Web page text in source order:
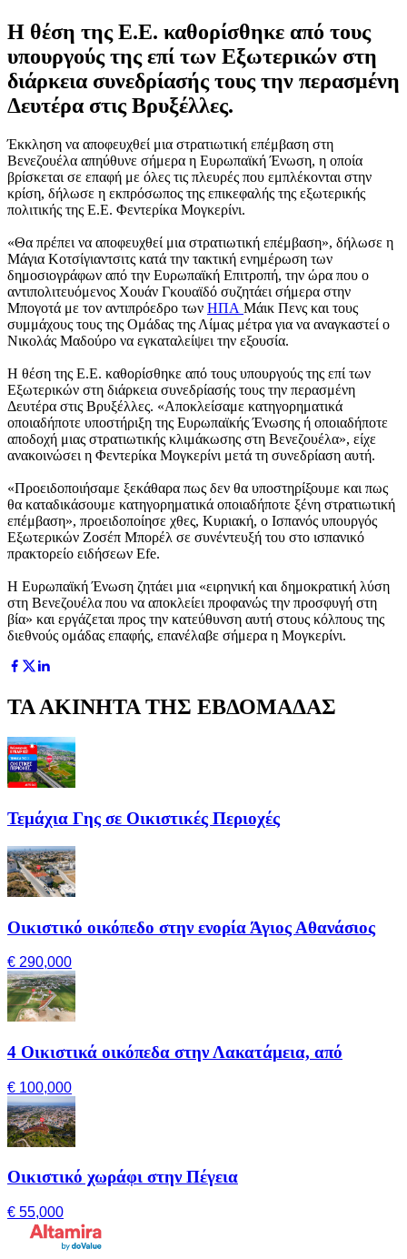
Η θέση της Ε.Ε. καθορίσθηκε από τους
υπουργούς της επί των Εξωτερικών στη
διάρκεια συνεδρίασής τους την περασμένη
Δευτέρα στις Βρυξέλλες.
Έκκληση να αποφευχθεί μια στρατιωτική επέμβαση στη
Βενεζουέλα απηύθυνε σήμερα η Ευρωπαϊκή Ένωση, η οποία
βρίσκεται σε επαφή με όλες τις πλευρές που εμπλέκονται στην
κρίση, δήλωσε η εκπρόσωπος της επικεφαλής της εξωτερικής
πολιτικής της Ε.Ε. Φεντερίκα Μογκερίνι.
«Θα πρέπει να αποφευχθεί μια στρατιωτική επέμβαση», δήλωσε η
Μάγια Κοτσίγιαντσιτς κατά την τακτική ενημέρωση των
δημοσιογράφων από την Ευρωπαϊκή Επιτροπή, την ώρα που ο
αντιπολιτευόμενος Χουάν Γκουαϊδό συζητάει σήμερα στην
Μπογοτά με τον αντιπρόεδρο των ΗΠΑ Μάικ Πενς και τους
συμμάχους τους της Ομάδας της Λίμας μέτρα για να αναγκαστεί ο
Νικολάς Μαδούρο να εγκαταλείψει την εξουσία.
Η θέση της Ε.Ε. καθορίσθηκε από τους υπουργούς της επί των
Εξωτερικών στη διάρκεια συνεδρίασής τους την περασμένη
Δευτέρα στις Βρυξέλλες. «Αποκλείσαμε κατηγορηματικά
οποιαδήποτε υποστήριξη της Ευρωπαϊκής Ένωσης ή οποιαδήποτε
αποδοχή μιας στρατιωτικής κλιμάκωσης στη Βενεζουέλα», είχε
ανακοινώσει η Φεντερίκα Μογκερίνι μετά τη συνεδρίαση αυτή.
«Προειδοποιήσαμε ξεκάθαρα πως δεν θα υποστηρίξουμε και πως
θα καταδικάσουμε κατηγορηματικά οποιαδήποτε ξένη στρατιωτική
επέμβαση», προειδοποίησε χθες, Κυριακή, ο Ισπανός υπουργός
Εξωτερικών Ζοσέπ Μπορέλ σε συνέντευξή του στο ισπανικό
πρακτορείο ειδήσεων Efe.
Η Ευρωπαϊκή Ένωση ζητάει μια «ειρηνική και δημοκρατική λύση
στη Βενεζουέλα που να αποκλείει προφανώς την προσφυγή στη
βία» και εργάζεται προς την κατεύθυνση αυτή στους κόλπους της
διεθνούς ομάδας επαφής, επανέλαβε σήμερα η Μογκερίνι.
ΤΑ ΑΚΙΝΗΤΑ ΤΗΣ ΕΒΔΟΜΑΔΑΣ
Τεμάχια Γης σε Οικιστικές Περιοχές
Οικιστικό οικόπεδο στην ενορία Άγιος Αθανάσιος
€ 290,000
4 Οικιστικά οικόπεδα στην Λακατάμεια, από
€ 100,000
Οικιστικό χωράφι στην Πέγεια
€ 55,000